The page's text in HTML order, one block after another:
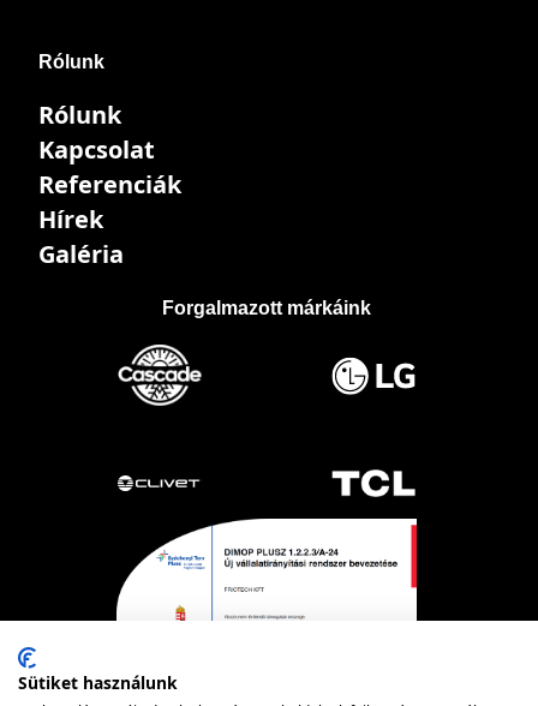
Rólunk
Rólunk
Kapcsolat
Referenciák
Hírek
Galéria
Forgalmazott márkáink
Sütiket használunk